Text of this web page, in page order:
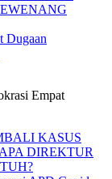
Dugaan
Empat